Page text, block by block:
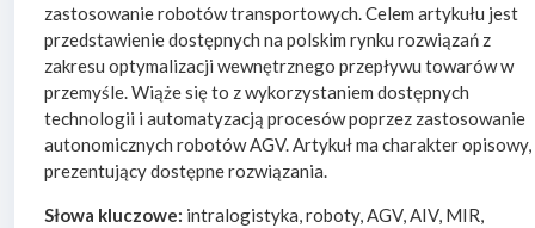
zastosowanie robotów transportowych. Celem artykułu jest
przedstawienie dostępnych na polskim rynku rozwiązań z
zakresu optymalizacji wewnętrznego przepływu towarów w
przemyśle. Wiąże się to z wykorzystaniem dostępnych
technologii i automatyzacją procesów poprzez zastosowanie
autonomicznych robotów AGV. Artykuł ma charakter opisowy,
prezentujący dostępne rozwiązania.
Słowa kluczowe: intralogistyka, roboty, AGV, AIV, MIR,